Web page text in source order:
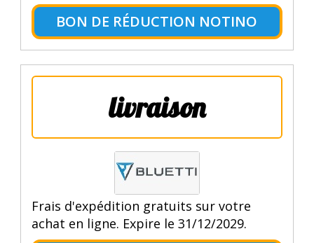
BON DE RÉDUCTION NOTINO
livraison
Frais d'expédition gratuits sur votre
achat en ligne. Expire le 31/12/2029.